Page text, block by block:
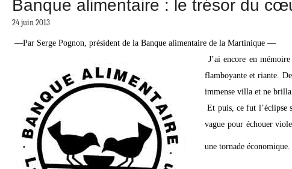
Banque alimentaire : le trésor du
24 juin 2013
—Par Serge Pognon, président de la Banque alimentaire de la Martinique —
J’ai encore en
flamboyante et riante.
immense villa et ne
Et puis, ce fut l’éclipse
vague pour échouer
une tornade